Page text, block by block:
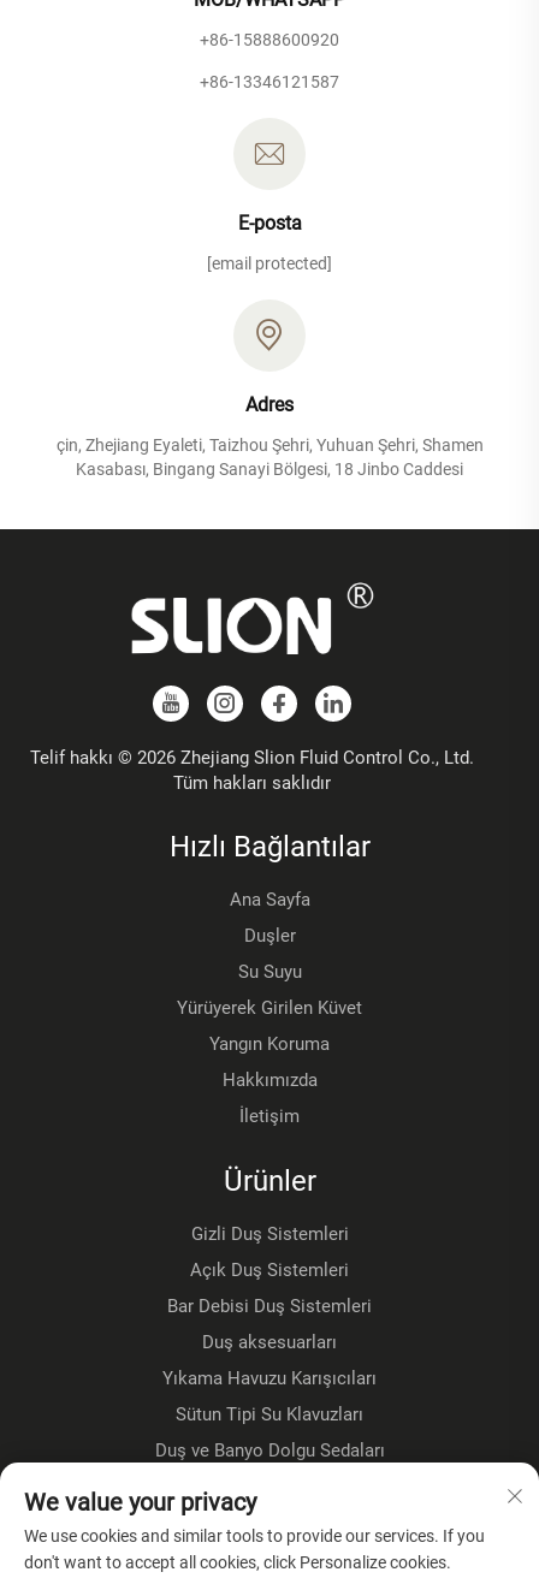
+86-15888600920
+86-13346121587
E-posta
[email protected]
Adres
çin, Zhejiang Eyaleti, Taizhou Şehri, Yuhuan Şehri, Shamen
Kasabası, Bingang Sanayi Bölgesi, 18 Jinbo Caddesi
Telif hakkı © 2026 Zhejiang Slion Fluid Control Co., Ltd.
Tüm hakları saklıdır
Hızlı Bağlantılar
Ana Sayfa
Duşler
Su Suyu
Yürüyerek Girilen Küvet
Yangın Koruma
Hakkımızda
İletişim
Ürünler
Gizli Duş Sistemleri
Açık Duş Sistemleri
Bar Debisi Duş Sistemleri
Duş aksesuarları
Yıkama Havuzu Karışıcıları
Sütun Tipi Su Klavuzları
Duş ve Banyo Dolgu Sedaları
Mutfak muslukları
We value your privacy
We use cookies and similar tools to provide our services. If you
don't want to accept all cookies, click Personalize cookies.